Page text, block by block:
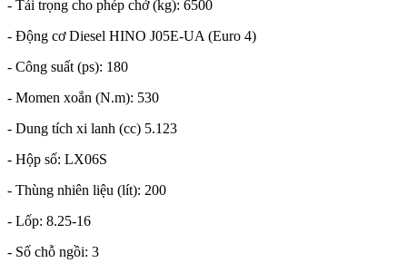
- Tải trọng cho phép chở (kg): 6500
- Động cơ Diesel HINO J05E-UA (Euro 4)
- Công suất (ps): 180
- Momen xoắn (N.m): 530
- Dung tích xi lanh (cc) 5.123
- Hộp số: LX06S
- Thùng nhiên liệu (lít): 200
- Lốp: 8.25-16
- Số chỗ ngồi: 3